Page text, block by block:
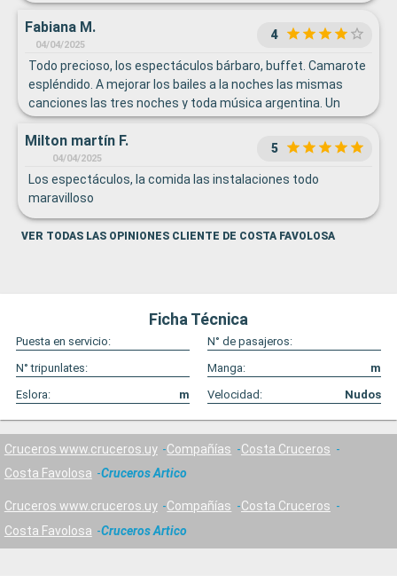
mesa compartida, lo cual no nos complacía... Pedimos
cambio, nos ubicaron en una mesa pequeña solo para
nosotros dos y anduvo todo bien. Destacamos la atención
de Giovana, Aressa y Amir. Gracias chicos!
Fabiana M.
04/04/2025
4
Todo precioso, los espectáculos bárbaro, buffet. Camarote
espléndido. A mejorar los bailes a la noches las mismas
canciones las tres noches y toda música argentina. Un
poco más variado e internacional. Muy atento el personal.
Buena disposición
Milton martín F.
04/04/2025
5
Los espectáculos, la comida las instalaciones todo
maravilloso
VER TODAS LAS OPINIONES CLIENTE DE COSTA FAVOLOSA
Ficha Técnica
Puesta en servicio:
N° de pasajeros:
N° tripunlates:
Manga:
m
Eslora:
m Velocidad: Nudos
Cruceros www.cruceros.uy Compañías
Costa Cruceros
Costa Favolosa
Cruceros Artico
Cruceros www.cruceros.uy Compañías
Costa Cruceros
Costa Favolosa
Cruceros Artico